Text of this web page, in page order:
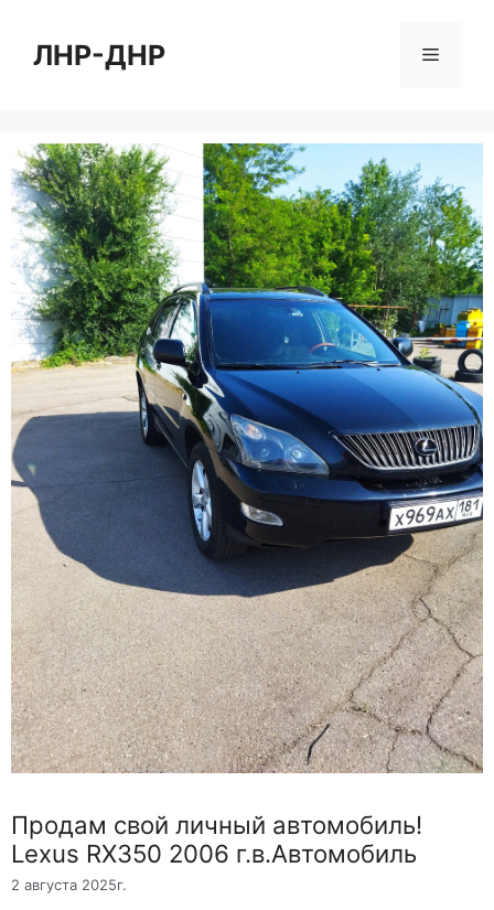
содержимому
ЛНР-ДНР Меню
Продам свой личный автомобиль!
Lexus RX350 2006 г.в.Автомобиль
2 августа 2025г.